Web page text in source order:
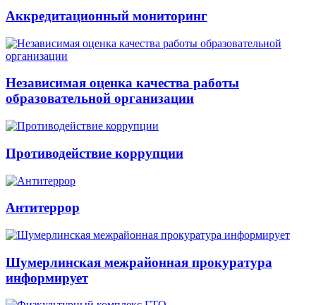
Аккредитационный мониторинг
Независимая оценка качества работы
образовательной организации
Противодействие коррупции
Антитеррор
Шумерлинская межрайонная прокуратура
информирует